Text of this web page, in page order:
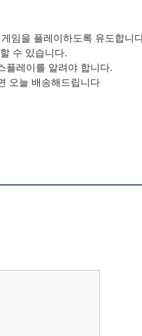
임을 플레이하도록 유도합니
수 있습니다.
플레이를 알려야 합니다.
오늘 배송해드립니다